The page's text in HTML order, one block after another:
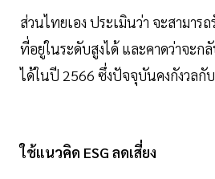
ส่วนไทยเอง ประเมินว่า จะสามาร
ที่อยู่ในระดับสูงได้ และคาดว่าจะก
ได้ในปี 2566 ซึ่งปัจจุบันคงกังวล
ใช้แนวคิด ESG ลดเสี่ยง